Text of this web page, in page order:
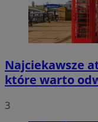
Najciekawsze
które warto
3